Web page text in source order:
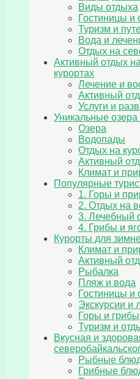
Виды отдыха
Гостиницы и
Туризм и
Вода и
Отдых на
Активный отдых
курортах
Лечение и
Активный
Услуги и
Уникальные
Озера
Водопады
Отдых на
Активный
Климат и
Популярные
1. Горы и
2. Отдых на
3. Лечебный
4. Грибы и
Курорты для
Климат и
Активный
Рыбалка
Пляж и вода
Гостиницы и
Экскурсии и
Горы и грибы
Туризм и
Вкусная и
Рыбные
Грибные